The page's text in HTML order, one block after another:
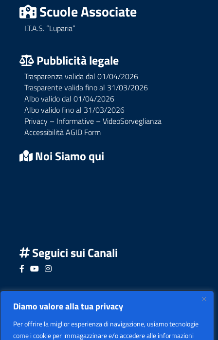
Diamo valore alla tua privacy
Per offrire la miglior esperienza di navigazione, usiamo tecnologie
come i cookie per immagazzinare e/o accedere alle informazioni
Scuole Associate
I.T.A.S. “Luparia”
Pubblicità legale
Trasparenza valida dal 01/04/2026
Trasparente valida fino al 31/03/2026
Albo valido dal 01/04/2026
Albo valido fino al 31/03/2026
Privacy – Informative – VideoSorveglianza
Accessibilità AGID Form
Noi Siamo qui
Seguici sui Canali
Seguici su Facebook
Seguici su YouTube
Seguici su Instagram